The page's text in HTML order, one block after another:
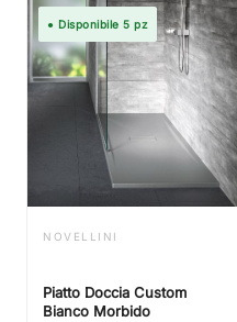
● Disponibile 5 pz
NOVELLINI
Piatto Doccia Custom
Bianco Morbido